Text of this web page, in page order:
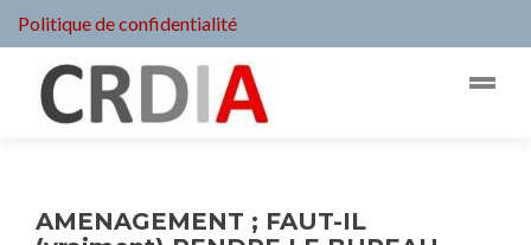
Politique de confidentialité
AMENAGEMENT ; FAUT-IL